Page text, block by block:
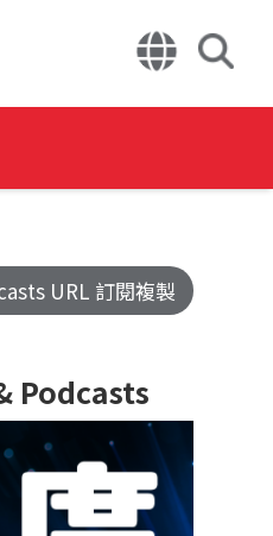
URL 訂閱複製
Podcasts